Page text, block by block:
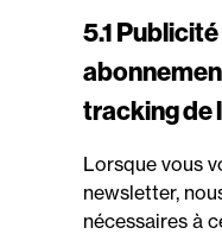
5.1
tracking de
Lorsque vous
newsletter,
nécessaires à